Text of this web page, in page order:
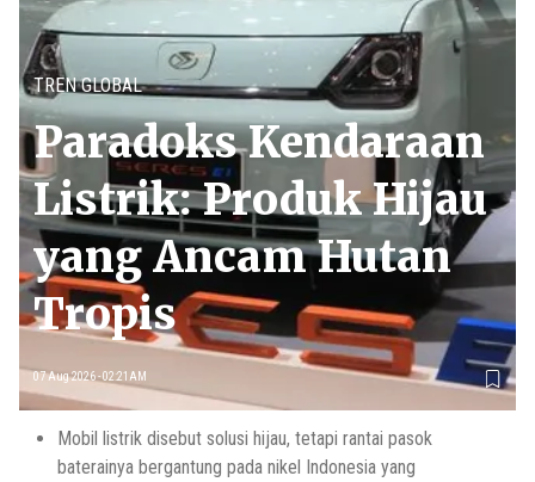
TREN GLOBAL
Paradoks Kendaraan
Listrik: Produk Hijau
yang Ancam Hutan
Tropis
07 Aug 2026 - 02:21AM
Mobil listrik disebut solusi hijau, tetapi rantai pasok
baterainya bergantung pada nikel Indonesia yang